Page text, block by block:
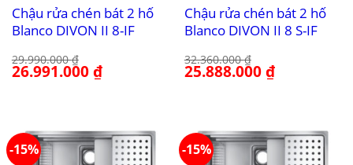
Chậu rửa chén bát 2 hố
Blanco DIVON II 8-IF
29.990.000₫
Giá
gốc
26.991.000₫Giá
hiện
Chậu rửa chén bát 2 hố
Blanco DIVON II 8 S-IF
32.360.000₫
Giá
gốc
25.888.000₫Giá
hiện
-15% -15%